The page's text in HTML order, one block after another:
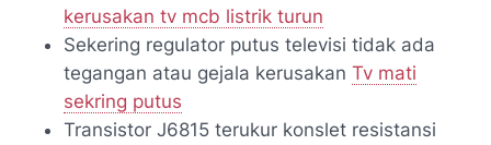
kerusakan tv mcb listrik turun
Sekering regulator putus televisi tidak ada
tegangan atau gejala kerusakan Tv mati
sekring putus
Transistor J6815 terukur konslet resistansi